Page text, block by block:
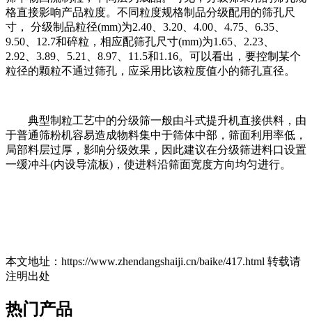
格直接影响产品粒度。不同粒度规格制品分级配用的筛孔尺
寸， 分级制品粒径(mm)为2.40、3.20、4.00、4.75、6.35、
9.50、12.7和碎粒，相应配筛孔尺寸(mm)为1.65、2.23、
2.92、3.89、5.21、8.97、11.5和1.16。可以看出，要控制某个
粒径的颗粒不通过筛孔，应采用比该粒度值小的筛孔直径。
典型制粒工艺中的分级筛一般由斗式提升机直接供料，由
于普通筛粉机容易造成物料集中于筛体中部，筛面利用率低，
局部料层过厚，影响分级效果，因此建议在分级筛进料口设置
一缓冲斗(内设导流板)，使进料沿筛面宽度方向均匀进行。
本文地址：https://www.zhendangshaiji.cn/baike/417.html 转载请
注明出处
热门产品